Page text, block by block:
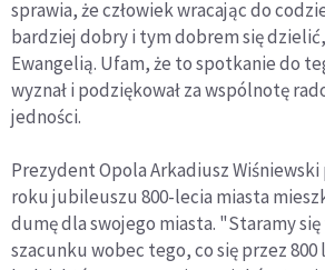
sprawia, że człowiek wracając do
bardziej dobry i tym dobrem się
Ewangelią. Ufam, że to spotkanie do
wyznał i podziękował za wspólnotę
jedności.
Prezydent Opola Arkadiusz Wiśniewski
roku jubileuszu 800-lecia miasta
dumę dla swojego miasta. "Staramy
szacunku wobec tego, co się przez 800